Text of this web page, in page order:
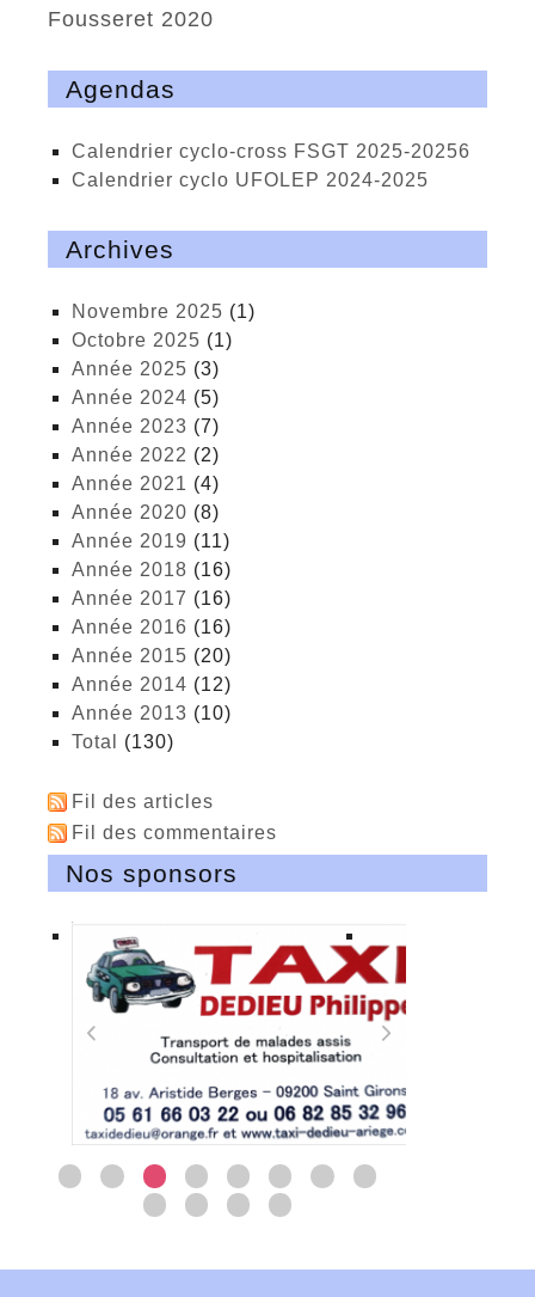
Fousseret 2020
Agendas
calendrier cyclo-cross FSGT 2025-20256
calendrier cyclo UFOLEP 2024-2025
Archives
novembre 2025 (1)
octobre 2025 (1)
année 2025 (3)
année 2024 (5)
année 2023 (7)
année 2022 (2)
année 2021 (4)
année 2020 (8)
année 2019 (11)
année 2018 (16)
année 2017 (16)
année 2016 (16)
année 2015 (20)
année 2014 (12)
année 2013 (10)
total (130)
Fil des articles
Fil des commentaires
Nos sponsors